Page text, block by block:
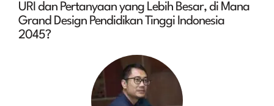
URI dan Pertanyaan yang Lebih Besar, di Mana
Grand Design Pendidikan Tinggi Indonesia
2045?